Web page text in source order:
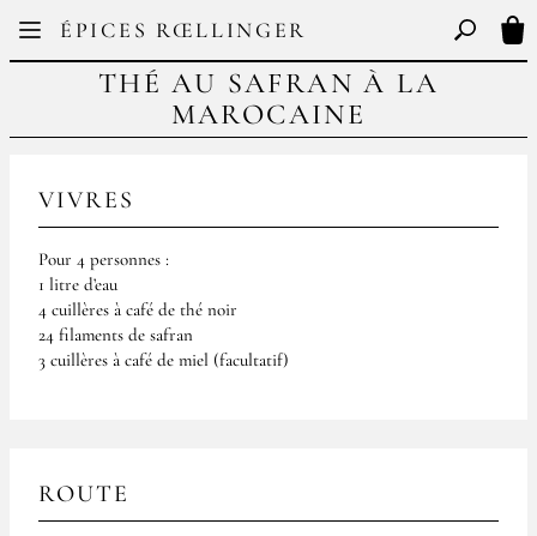
ÉPICES RŒLLINGER
FR EN Basculer
THÉ AU SAFRAN À LA
MAROCAINE
VIVRES
Pour 4 personnes :
1 litre d’eau
4 cuillères à café de thé noir
24 filaments de safran
3 cuillères à café de miel (facultatif)
ROUTE